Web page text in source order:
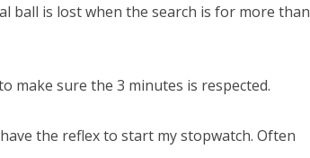
ball is lost when the search is for more than
make sure the 3 minutes is respected.
the reflex to start my stopwatch. Often